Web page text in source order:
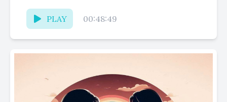
sclerose. Ze deelt openhartig haar...
PLAY
00:48:49